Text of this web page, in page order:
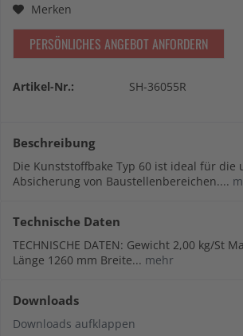
Merken
PERSÖNLICHES ANGEBOT ANFORDERN
Artikel-Nr.: SH-36055R
Beschreibung
Die Kunststoffbake Typ 60 ist ideal für die
Absicherung von Baustellenbereichen....
Technische Daten
TECHNISCHE DATEN: Gewicht 2,00 kg/St
Länge 1260 mm Breite... mehr
Downloads
Downloads aufklappen